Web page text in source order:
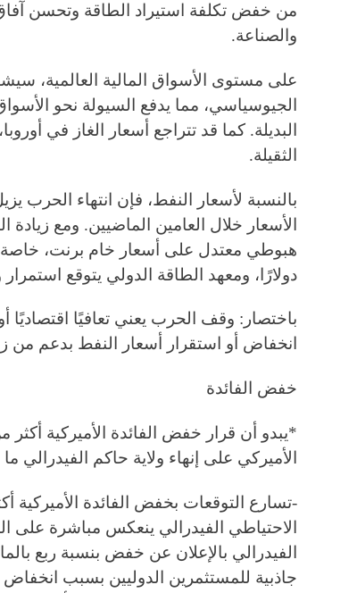
من خفض تكلفة استيراد الطاقة وتحسن
والصناعة.
على مستوى الأسواق المالية العالمية،
الجيوسياسي، مما يدفع السيولة نحو
البديلة. كما قد تتراجع أسعار الغاز في
الثقيلة.
بالنسبة لأسعار النفط، فإن انتهاء الحرب
الأسعار خلال العامين الماضيين. ومع
دولارًا، ومعهد الطاقة الدولي يتوقع
باختصار: وقف الحرب يعني تعافيًا اقتصاديًا
انخفاض أو استقرار أسعار النفط بدعم من
خفض الفائدة
*يبدو أن قرار خفض الفائدة الأميركية
الأميركي على إنهاء ولاية حاكم
-تسارع التوقعات بخفض الفائدة
الاحتياطي الفيدرالي ينعكس مباشرة على
الفيدرالي بالإعلان عن خفض بنسبة ربع
جاذبية للمستثمرين الدوليين بسبب انخفاض